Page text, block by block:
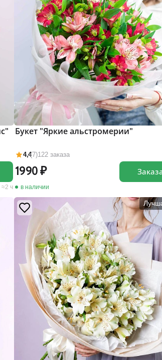
2 ч
4,4(7)122 заказа
Букет "Яркие альстромерии"
1990
в наличии